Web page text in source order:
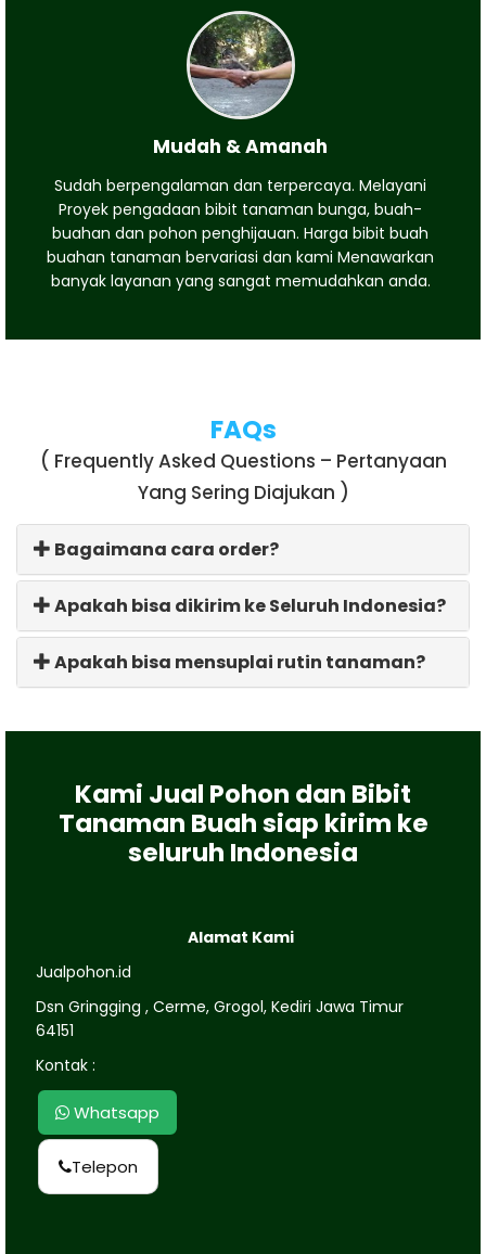
Mudah & Amanah
Sudah berpengalaman dan terpercaya. Melayani
Proyek pengadaan bibit tanaman bunga, buah-
buahan dan pohon penghijauan. Harga bibit buah
buahan tanaman bervariasi dan kami Menawarkan
banyak layanan yang sangat memudahkan anda.
FAQs
( Frequently Asked Questions – Pertanyaan
Yang Sering Diajukan )
Bagaimana cara order?
Apakah bisa dikirim ke Seluruh Indonesia?
Apakah bisa mensuplai rutin tanaman?
Kami Jual Pohon dan Bibit
Tanaman Buah siap kirim ke
seluruh Indonesia
Alamat Kami
Jualpohon.id
Dsn Gringging , Cerme, Grogol, Kediri Jawa Timur
64151
Kontak :
Whatsapp
Telepon